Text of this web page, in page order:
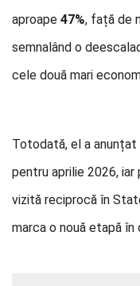
aproape 47%, față de
semnalând o
cele două mari
Totodată, el a
pentru aprilie 2026,
vizită reciprocă în
marca o nouă etapă